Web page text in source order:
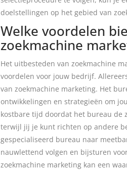
doelstellingen op het gebied van
Welke voordelen
zoekmachine
Het uitbesteden van zoekmachine
voordelen voor jouw bedrijf.
van zoekmachine marketing. Het
ontwikkelingen en strategieën om
kostbare tijd doordat het bureau de
terwijl jij je kunt richten op andere
gespecialiseerd bureau naar
nauwlettend volgen en bijsturen
zoekmachine marketing kan een